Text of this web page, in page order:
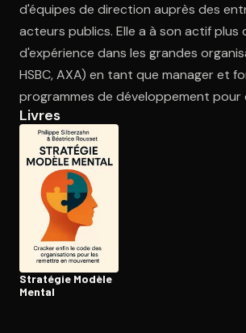
Ouvre l'app Appareil photo, pointe
d'équipes de direction auprès des
acteurs publics. Elle a à son actif plus
d'expérience dans les grandes
HSBC, AXA) en tant que manager et
programmes de développement pour
Livres
Stratégie Modèle
Mental